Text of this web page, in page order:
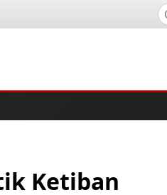
Ketiban